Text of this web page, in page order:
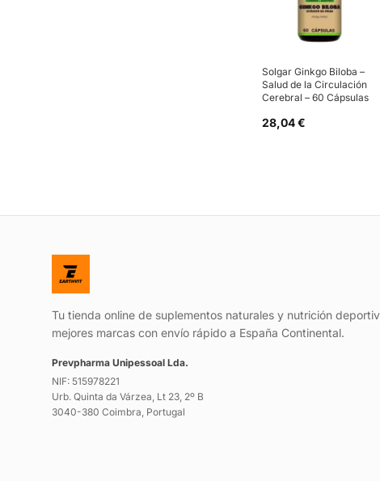
Solgar Ginkgo Biloba –
Salud de la Circulación
Cerebral – 60 Cápsulas
28,04 €
Tu tienda online de suplementos naturales y nutrición
mejores marcas con envío rápido a España Continental.
Prevpharma Unipessoal Lda.
NIF: 515978221
Urb. Quinta da Várzea, Lt 23, 2º B
3040-380 Coimbra, Portugal